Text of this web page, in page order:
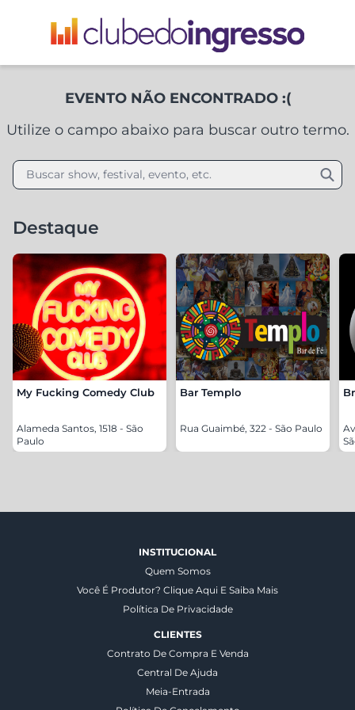
EVENTO NÃO ENCONTRADO :(
Utilize o campo abaixo para buscar outro termo.
Buscar show, festival, evento, etc.
Destaque
My Fucking Comedy Club
Alameda Santos, 1518 - São
Paulo
Bar Templo
Rua Guaimbé, 322 - São Paulo
INSTITUCIONAL
Quem Somos
Você É Produtor? Clique Aqui E Saiba Mais
Política De Privacidade
CLIENTES
Contrato De Compra E Venda
Central De Ajuda
Meia-Entrada